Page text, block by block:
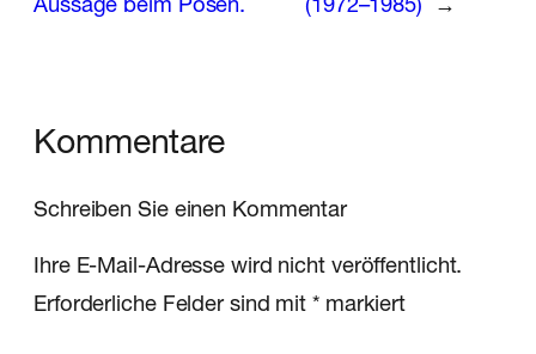
Aussage beim Posen.
(1972–1985)
→
Kommentare
Schreiben Sie einen Kommentar
Ihre E-Mail-Adresse wird nicht veröffentlicht.
Erforderliche Felder sind mit *markiert